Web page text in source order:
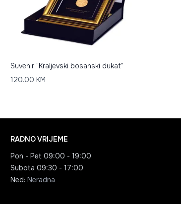
Suvenir "Kraljevski bosanski dukat"
120.00 KM
RADNO VRIJEME
Pon - Pet 09:00 - 19:00
Subota 09:30 - 17:00
Ned: Neradna